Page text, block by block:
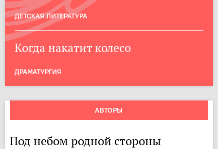
ДЕТСКАЯ ЛИТЕРАТУРА
Когда накатит колесо
ДРАМАТУРГИЯ
АВТОРЫ
Под небом родной стороны